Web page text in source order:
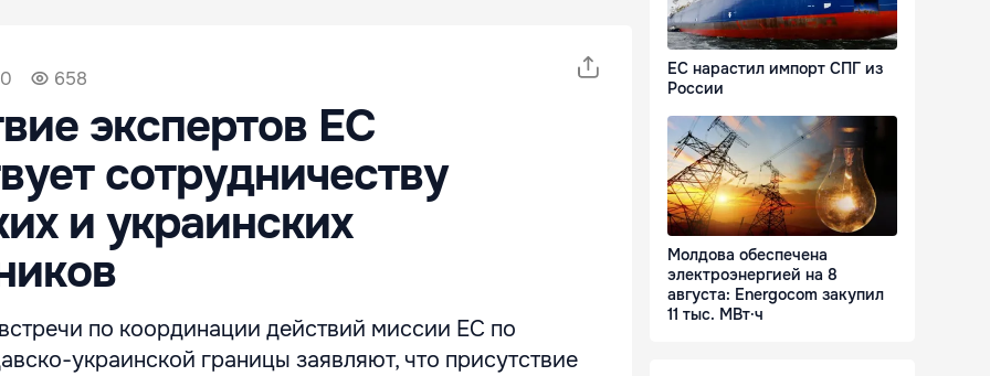
658
экспертов ЕС
сотрудничеству
и украинских
по координации действий миссии ЕС по
украинской границы заявляют, что присутствие
ЕС нарастил импорт СПГ из
России
Молдова обеспечена
электроэнергией на 8
августа: Energocom закупил
11 тыс. МВт·ч